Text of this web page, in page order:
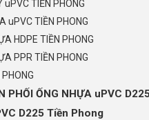
uPVC TIỀN PHONG
uPVC TIỀN PHONG
HDPE TIỀN PHONG
PPR TIỀN PHONG
PHỐI ỐNG NHỰA uPVC
D225 Tiền Phong